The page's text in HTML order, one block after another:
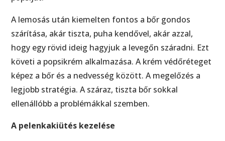
A lemosás után kiemelten fontos a bőr gondos
szárítása, akár tiszta, puha kendővel, akár azzal,
hogy egy rövid ideig hagyjuk a levegőn száradni. Ezt
követi a popsikrém alkalmazása. A krém védőréteget
képez a bőr és a nedvesség között. A megelőzés a
legjobb stratégia. A száraz, tiszta bőr sokkal
ellenállóbb a problémákkal szemben.
A pelenkakiütés kezelése